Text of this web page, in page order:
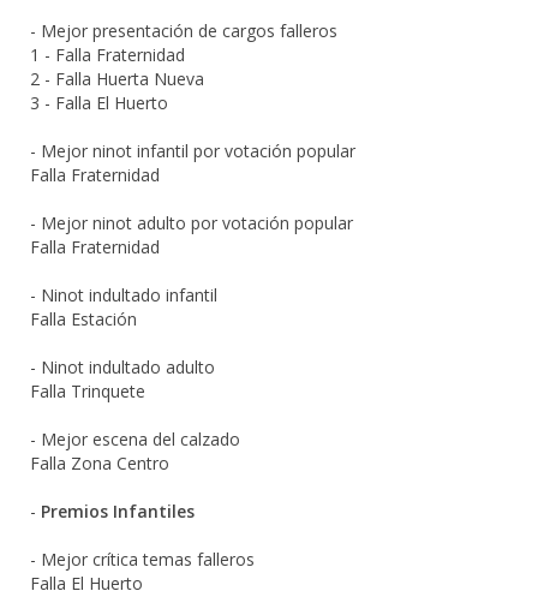
- Mejor presentación de cargos falleros
1 - Falla Fraternidad
2 - Falla Huerta Nueva
3 - Falla El Huerto
- Mejor ninot infantil por votación popular
Falla Fraternidad
- Mejor ninot adulto por votación popular
Falla Fraternidad
- Ninot indultado infantil
Falla Estación
- Ninot indultado adulto
Falla Trinquete
- Mejor escena del calzado
Falla Zona Centro
- Premios Infantiles
- Mejor crítica temas falleros
Falla El Huerto